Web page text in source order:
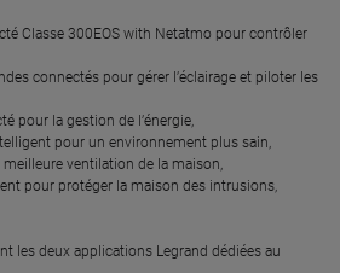
Classe 300EOS with Netatmo pour contrôler
connectés pour gérer l’éclairage et piloter les
pour la gestion de l’énergie,
pour un environnement plus sain,
meilleure ventilation de la maison,
pour protéger la maison des intrusions,
les deux applications Legrand dédiées au